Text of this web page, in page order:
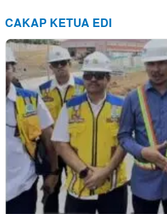
CAKAP KETUA EDI